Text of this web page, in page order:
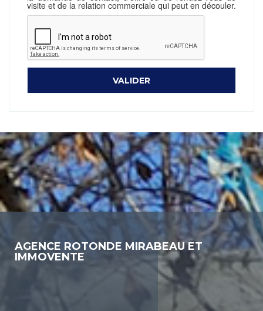
visite et de la relation commerciale qui peut en découler.
AGENCE ROTONDE MIRABEAU ET
IMMOVENTE